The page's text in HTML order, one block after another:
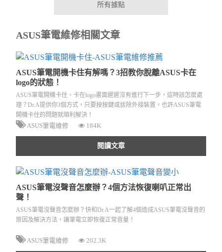
所有據點
ASUS筆電維修相關文章
ASUS筆電開機卡住有解嗎？3招教你脫離ASUS卡在
logo的狀態！
ASUS筆電開機卡住、卡在logo畫面遲遲沒有進行下一步，這時該怎麼處
理？Dr.A提供你3個方式，只要按按鍵或拔除外接裝置，也許ASUS筆電
開機卡住的問題就順利解決！
ASUS筆電維修 184K
閱讀文章
ASUS筆電沒聲音怎麼辦？4個方法恢復喇叭正常出
聲！
ASUS筆電沒聲音怎麼辦？快和Dr.A一起了解4個造成ASUS筆電沒聲音的
原因及解決方法，讓筆電立即恢復正常音量！
ASUS筆電維修 202.3K